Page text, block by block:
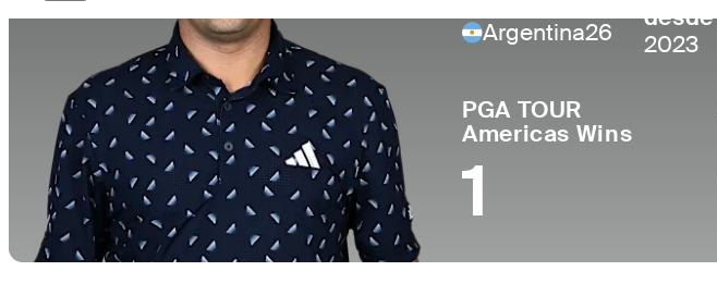
Argentina26
desde
2023
PGA TOUR
Americas Wins
1